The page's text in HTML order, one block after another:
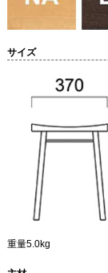
サイズ
重量5.0kg